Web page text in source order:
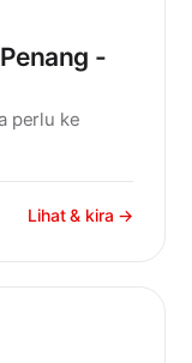
-
perlu ke
Lihat & kira →